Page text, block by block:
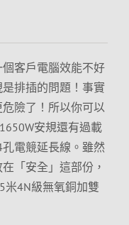
客戶電腦效能不好
排插的問題！事實
險了！所以你可以
安規還有過載
孔電競延長線。雖然
「安全」這部份，
米4N級無氧銅加雙